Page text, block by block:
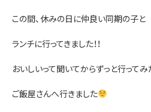
この間、休みの日に仲良い同期の子と
ランチに行ってきました！！
おいしいって聞いてからずっと行って
ご飯屋さんへ行きました